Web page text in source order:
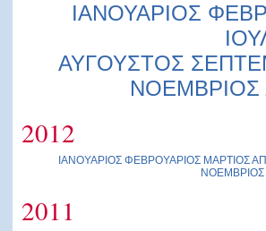
ΙΑΝΟΥΑΡΙΟΣ
ΑΥΓΟΥΣΤΟΣ
ΝΟΕΜΒΡΙΟΣ
2012
ΙΑΝΟΥΑΡΙΟΣ ΦΕΒΡΟΥΑΡΙΟΣ ΜΑΡΤΙΟΣ
ΝΟΕΜΒΡΙΟΣ
2011